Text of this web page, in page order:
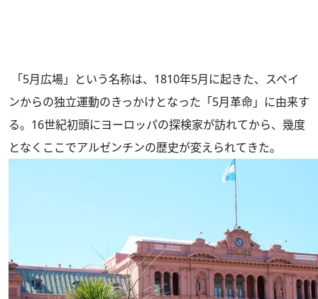
「5月広場」という名称は、1810年5月に起きた、スペイ
ンからの独立運動のきっかけとなった「5月革命」に由来す
る。16世紀初頭にヨーロッパの探検家が訪れてから、幾度
となくここでアルゼンチンの歴史が変えられてきた。